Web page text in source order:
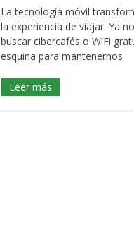
La tecnología móvil
la experiencia de viajar. Ya
buscar cibercafés o WiFi
esquina para mantenernos
Leer más